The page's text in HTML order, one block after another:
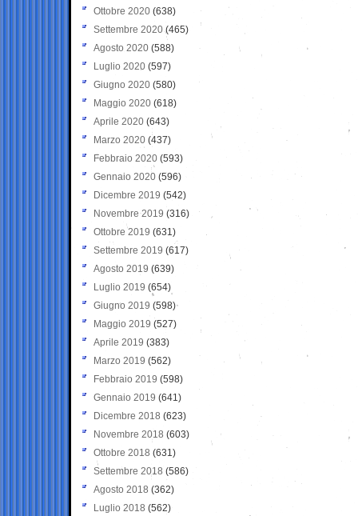
Ottobre 2020 (638)
Settembre 2020(465)
Agosto 2020 (588)
Luglio 2020 (597)
Giugno 2020 (580)
Maggio 2020 (618)
Aprile 2020 (643)
Marzo 2020 (437)
Febbraio 2020 (593)
Gennaio 2020 (596)
Dicembre 2019 (542)
Novembre 2019 (316)
Ottobre 2019 (631)
Settembre 2019 (617)
Agosto 2019 (639)
Luglio 2019 (654)
Giugno 2019 (598)
Maggio 2019 (527)
Aprile 2019 (383)
Marzo 2019 (562)
Febbraio 2019 (598)
Gennaio 2019 (641)
Dicembre 2018 (623)
Novembre 2018 (603)
Ottobre 2018 (631)
Settembre 2018 (586)
Agosto 2018 (362)
Luglio 2018 (562)